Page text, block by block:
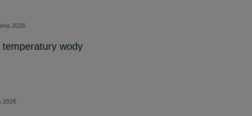
2026
wody
2026